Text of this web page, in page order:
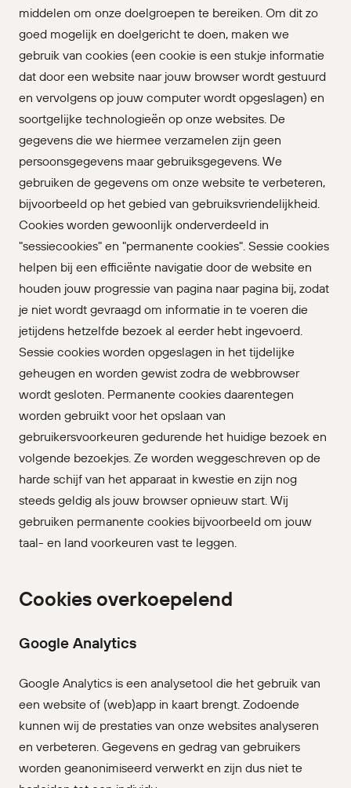
middelen om onze doelgroepen te bereiken. Om dit zo
goed mogelijk en doelgericht te doen, maken we
gebruik van cookies (een cookie is een stukje informatie
dat door een website naar jouw browser wordt gestuurd
en vervolgens op jouw computer wordt opgeslagen) en
soortgelijke technologieën op onze websites. De
gegevens die we hiermee verzamelen zijn geen
persoonsgegevens maar gebruiksgegevens. We
gebruiken de gegevens om onze website te verbeteren,
bijvoorbeeld op het gebied van gebruiksvriendelijkheid.
Cookies worden gewoonlijk onderverdeeld in
"sessiecookies" en "permanente cookies". Sessie cookies
helpen bij een efficiënte navigatie door de website en
houden jouw progressie van pagina naar pagina bij, zodat
je niet wordt gevraagd om informatie in te voeren die
jetijdens hetzelfde bezoek al eerder hebt ingevoerd.
Sessie cookies worden opgeslagen in het tijdelijke
geheugen en worden gewist zodra de webbrowser
wordt gesloten. Permanente cookies daarentegen
worden gebruikt voor het opslaan van
gebruikersvoorkeuren gedurende het huidige bezoek en
volgende bezoekjes. Ze worden weggeschreven op de
harde schijf van het apparaat in kwestie en zijn nog
steeds geldig als jouw browser opnieuw start. Wij
gebruiken permanente cookies bijvoorbeeld om jouw
taal- en land voorkeuren vast te leggen.
Cookies overkoepelend
Google Analytics
Google Analytics is een analysetool die het gebruik van
een website of (web)app in kaart brengt. Zodoende
kunnen wij de prestaties van onze websites analyseren
en verbeteren. Gegevens en gedrag van gebruikers
worden geanonimiseerd verwerkt en zijn dus niet te